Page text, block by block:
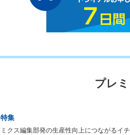
プレ
特集
ミクス編集部発の生産性向上につながるイ